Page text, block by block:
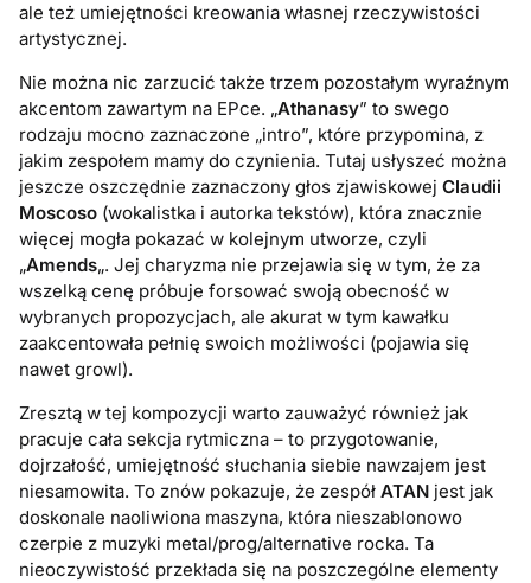
ale też umiejętności kreowania własnej rzeczywistości
artystycznej.
Nie można nic zarzucić także trzem pozostałym wyraźnym
akcentom zawartym na EPce. „Athanasy” to swego
rodzaju mocno zaznaczone „intro”, które przypomina, z
jakim zespołem mamy do czynienia. Tutaj usłyszeć można
jeszcze oszczędnie zaznaczony głos zjawiskowejClaudii
Moscoso (wokalistka i autorka tekstów), która znacznie
więcej mogła pokazać w kolejnym utworze, czyli
„Amends„. Jej charyzma nie przejawia się w tym, że za
wszelką cenę próbuje forsować swoją obecność w
wybranych propozycjach, ale akurat w tym kawałku
zaakcentowała pełnię swoich możliwości (pojawia się
nawet growl).
Zresztą w tej kompozycji warto zauważyć również jak
pracuje cała sekcja rytmiczna – to przygotowanie,
dojrzałość, umiejętność słuchania siebie nawzajem jest
niesamowita. To znów pokazuje, że zespółATAN jest jak
doskonale naoliwiona maszyna, która nieszablonowo
czerpie z muzyki metal/prog/alternative rocka. Ta
nieoczywistość przekłada się na poszczególne elementy